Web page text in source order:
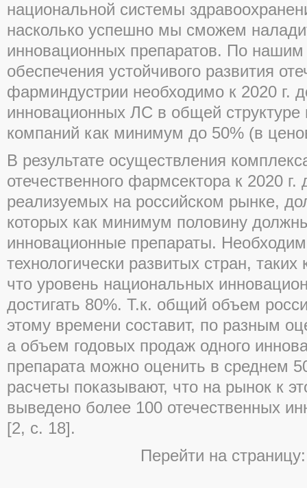
национальной системы
насколько успешно мы сможем
инновационных препаратов. По
обеспечения устойчивого развития
фарминдустрии необходимо к 2020 г.
инновационных ЛС в общей структуре
компаний как минимум до 50% (в
В результате осуществления
отечественного фармсектора к 2020
реализуемых на российском рынке,
которых как минимум половину
инновационные препараты.
технологически развитых стран,
что уровень национальных
достигать 80%. Т.к. общий объем
этому времени составит, по разным
а объем годовых продаж одного
препарата можно оценить в среднем
расчеты показывают, что на рынок к
выведено более 100 отечественных
[2, с. 18].
Перейти на